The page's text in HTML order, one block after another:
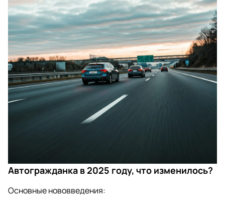
Автогражданка в 2025 году, что изменилось?
Основные нововведения: